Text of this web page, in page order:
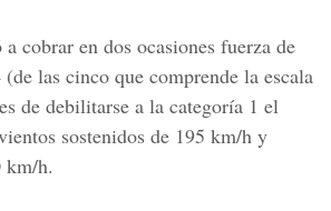
cobrar en dos ocasiones fuerza de
las cinco que comprende la escala
de debilitarse a la categoría 1 el
sostenidos de 195 km/h y
km/h.